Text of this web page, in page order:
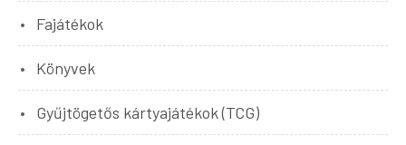
Fajátékok
Könyvek
Gyűjtögetős kártyajátékok (TCG)